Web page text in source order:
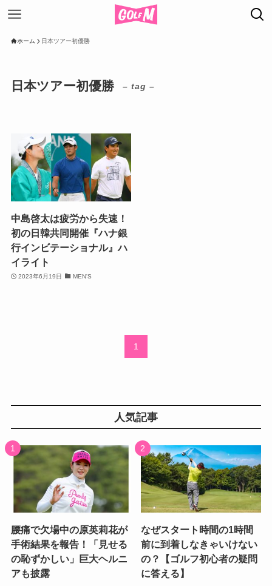
ホーム 日本ツアー初優勝
日本ツアー初優勝 – tag –
中島啓太は疲労から失速！
初の日韓共同開催『ハナ銀
行インビテーショナル』ハ
イライト
2023年6月19日 MEN'S
1
人気記事
腰痛で欠場中の原英莉花が
手術結果を報告！「見せる
の恥ずかしい」巨大ヘルニ
アも披露
なぜスタート時間の1時間
前に到着しなきゃいけない
の？【ゴルフ初心者の疑問
に答える】